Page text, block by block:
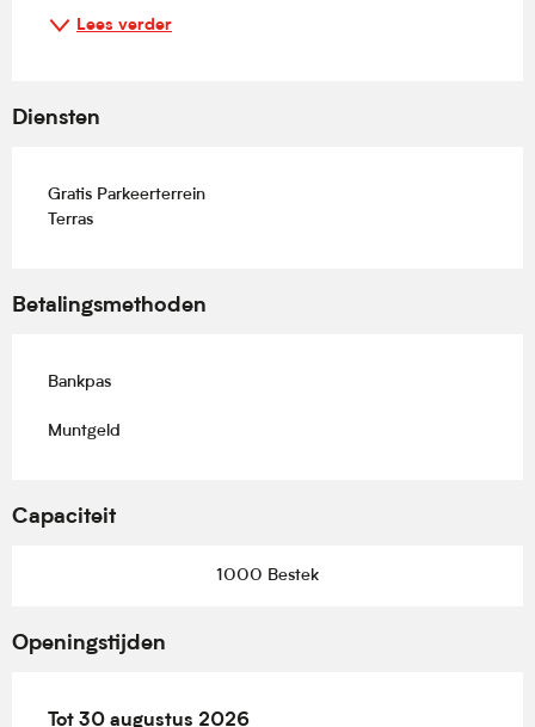
Lees verder
Diensten
Gratis Parkeerterrein
Terras
Betalingsmethoden
Bankpas
Muntgeld
Capaciteit
1000 Bestek
Openingstijden
Vanaf19 juni 2026tot30 augustus 2026
Tot 30 augustus 2026